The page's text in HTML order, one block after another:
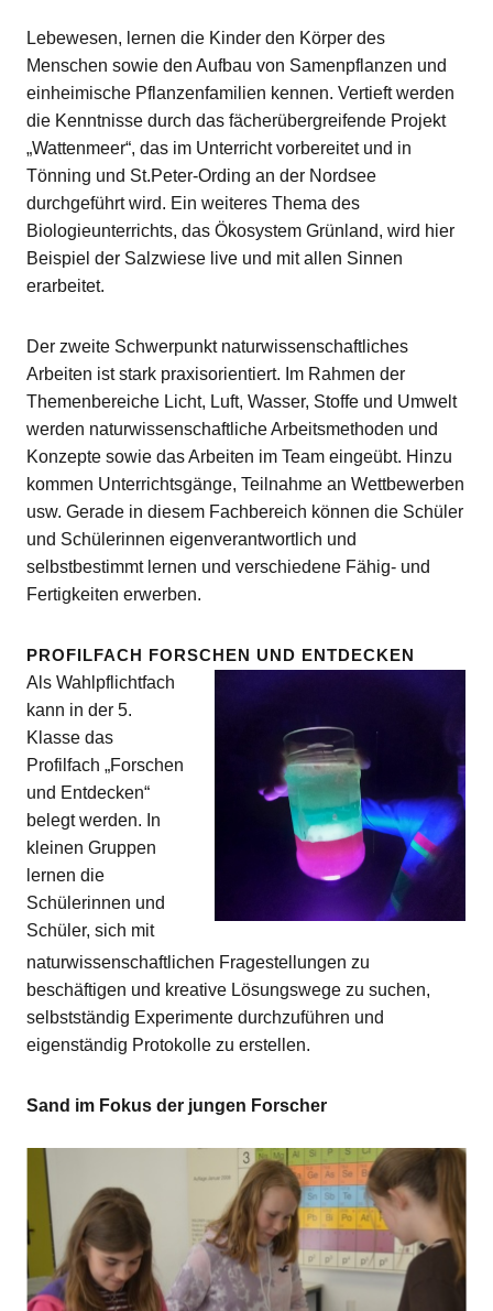
Lebewesen, lernen die Kinder den Körper des
Menschen sowie den Aufbau von Samenpflanzen und
einheimische Pflanzenfamilien kennen. Vertieft werden
die Kenntnisse durch das fächerübergreifende Projekt
„Wattenmeer“, das im Unterricht vorbereitet und in
Tönning und St.Peter-Ording an der Nordsee
durchgeführt wird. Ein weiteres Thema des
Biologieunterrichts, das Ökosystem Grünland, wird hier
Beispiel der Salzwiese live und mit allen Sinnen
erarbeitet.
Der zweite Schwerpunkt naturwissenschaftliches
Arbeiten ist stark praxisorientiert. Im Rahmen der
Themenbereiche Licht, Luft, Wasser, Stoffe und Umwelt
werden naturwissenschaftliche Arbeitsmethoden und
Konzepte sowie das Arbeiten im Team eingeübt. Hinzu
kommen Unterrichtsgänge, Teilnahme an Wettbewerben
usw. Gerade in diesem Fachbereich können die Schüler
und Schülerinnen eigenverantwortlich und
selbstbestimmt lernen und verschiedene Fähig- und
Fertigkeiten erwerben.
PROFILFACH FORSCHEN UND ENTDECKEN
Als Wahlpflichtfach
kann in der 5.
Klasse das
Profilfach „Forschen
und Entdecken“
belegt werden. In
kleinen Gruppen
lernen die
Schülerinnen und
Schüler, sich mit
naturwissenschaftlichen Fragestellungen zu
beschäftigen und kreative Lösungswege zu suchen,
selbstständig Experimente durchzuführen und
eigenständig Protokolle zu erstellen.
Sand im Fokus der jungen Forscher